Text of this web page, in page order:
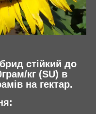
стійкий до
кг (SU) в
на гектар.